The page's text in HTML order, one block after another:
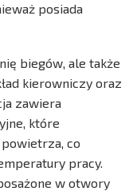
posiada
biegów, ale także
kierowniczy oraz
zawiera
które
co
pracy.
w otwory